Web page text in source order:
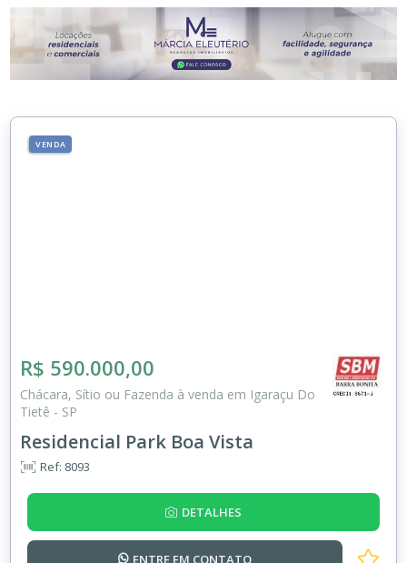
VENDA
R$ 590.000,00
Chácara, Sítio ou Fazenda à venda em Igaraçu Do
Tietê - SP
Residencial Park Boa Vista
Ref: 8093
DETALHES
ENTRE EM CONTATO